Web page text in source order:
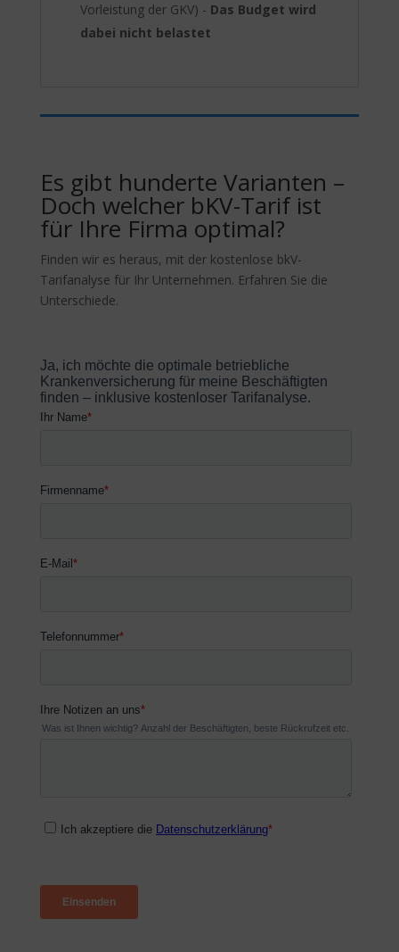
Vorleistung der GKV) - Das Budget wird
dabei nicht belastet
Es gibt hunderte Varianten –
Doch welcher bKV-Tarif ist
für Ihre Firma optimal?
Finden wir es heraus, mit der kostenlose bkV-
Tarifanalyse für Ihr Unternehmen. Erfahren Sie die
Unterschiede.